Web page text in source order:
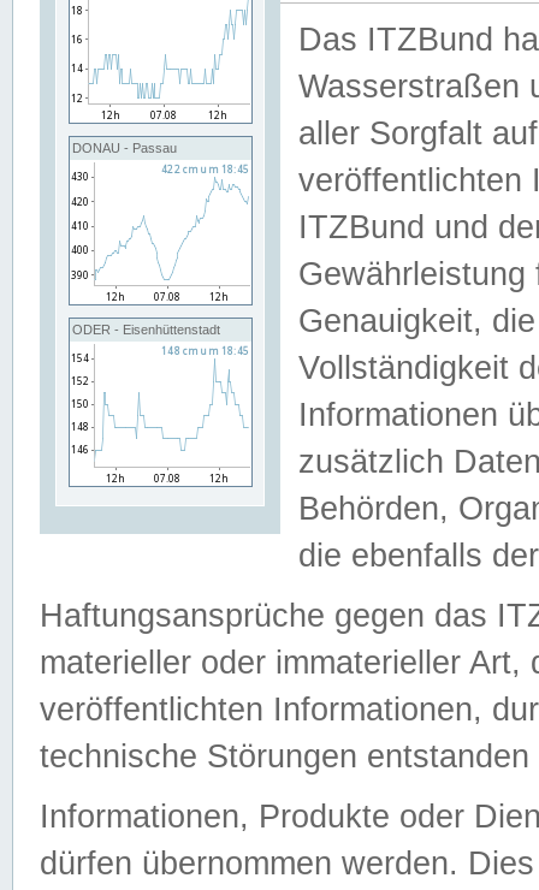
DONAU - Passau
ODER - Eisenhüttenstadt
Das ITZBund
Wasserstraßen
aller Sorgfalt
veröffentlichten
ITZBund und
Genauigkeit,
Vollständigkeit
Informationen
zusätzlich
Behörden,
die ebenfalls
Haftungsansprüche gegen das
materieller oder immaterieller
veröffentlichten Informationen,
technische Störungen
Informationen, Produkte oder
dürfen übernommen werden.